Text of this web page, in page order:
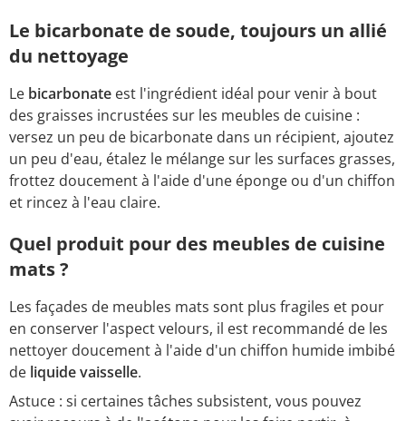
Le bicarbonate de soude, toujours un allié
du nettoyage
Le bicarbonate est l'ingrédient idéal pour venir à bout
des graisses incrustées sur les meubles de cuisine :
versez un peu de bicarbonate dans un récipient, ajoutez
un peu d'eau, étalez le mélange sur les surfaces grasses,
frottez doucement à l'aide d'une éponge ou d'un chiffon
et rincez à l'eau claire.
Quel produit pour des meubles de cuisine
mats ?
Les façades de meubles mats sont plus fragiles et pour
en conserver l'aspect velours, il est recommandé de les
nettoyer doucement à l'aide d'un chiffon humide imbibé
de liquide vaisselle.
Astuce : si certaines tâches subsistent, vous pouvez